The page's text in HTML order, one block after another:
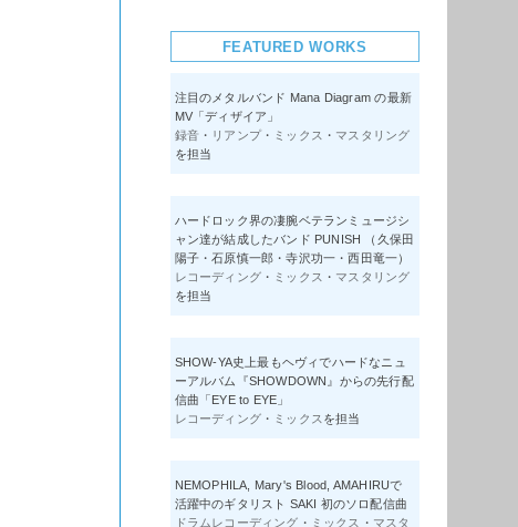
FEATURED WORKS
注目のメタルバンド Mana Diagram の最新
MV「ディザイア」
録音・ リアンプ・ ミックス ・ マスタリング
を担当
ハードロック界の凄腕ベテランミュージシ
ャン達が結成したバンド PUNISH （久保田
陽子・石原慎一郎・寺沢功一・西田竜一）
レコーディング・ ミックス ・ マスタリング
を担当
SHOW-YA史上最もヘヴィでハードなニュ
ーアルバム『SHOWDOWN』からの先行配
信曲「EYE to EYE」
レコーディング・ ミックス を担当
NEMOPHILA, Mary's Blood, AMAHIRUで
活躍中のギタリスト SAKI 初のソロ配信曲
ドラムレコーディング ・ ミックス ・ マスタ